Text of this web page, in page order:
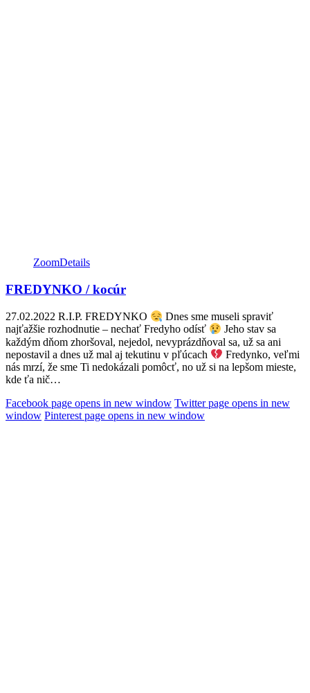
ZoomDetails
FREDYNKO / kocúr
27.02.2022 R.I.P. FREDYNKO
Dnes sme museli spraviť
najťažšie rozhodnutie – nechať Fredyho odísť
Jeho stav sa
každým dňom zhoršoval, nejedol, nevyprázdňoval sa, už sa ani
nepostavil a dnes už mal aj tekutinu v pľúcach
Fredynko, veľmi
nás mrzí, že sme Ti nedokázali pomôcť, no už si na lepšom mieste,
kde ťa nič…
Facebook page opens in new window Twitter page opens in new
window Pinterest page opens in new window